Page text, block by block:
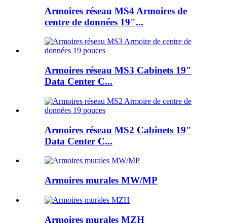
Armoires réseau MS4 Armoires de
centre de données 19"...
Armoires réseau MS3 Cabinets 19"
Data Center C...
Armoires réseau MS2 Cabinets 19"
Data Center C...
Armoires murales MW/MP
Armoires murales MZH